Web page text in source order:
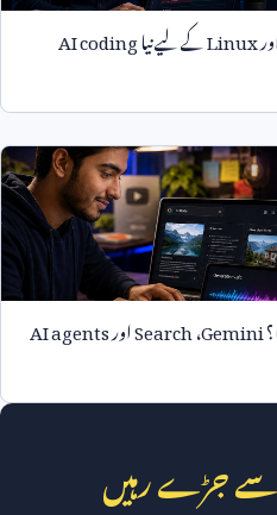
Linuxکے لیے نیاAI coding
Gemini،SearchاورAI agents
جڑے رہیں